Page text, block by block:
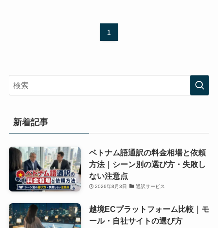
1
新着記事
ベトナム語通訳の料金相場と依頼
方法｜シーン別の選び方・失敗し
ない注意点
2026年8月3日 通訳サービス
越境ECプラットフォーム比較｜モ
ール・自社サイトの選び方